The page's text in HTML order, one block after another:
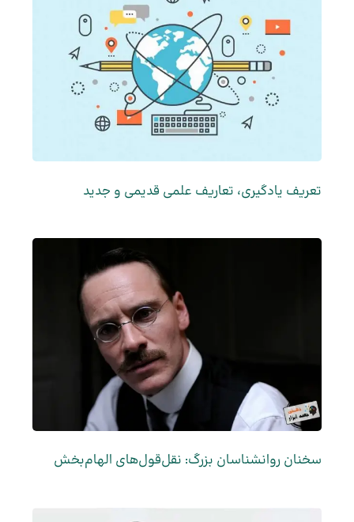
تعریف یادگیری، تعاریف علمی قدیمی و جدید
سخنان روانشناسان بزرگ: نقل‌قول‌های الهام‌بخش